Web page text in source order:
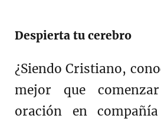
Despierta tu cerebro
¿Siendo Cristiano,
mejor que
oración en